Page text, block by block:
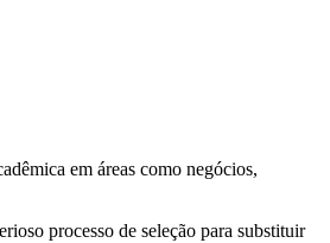
em áreas como negócios,
processo de seleção para substituir